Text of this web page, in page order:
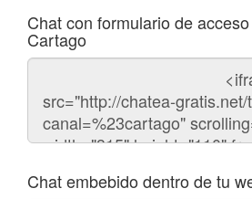
Chat con formulario de
Cartago
Código
chat
Chat embebido dentro de tu